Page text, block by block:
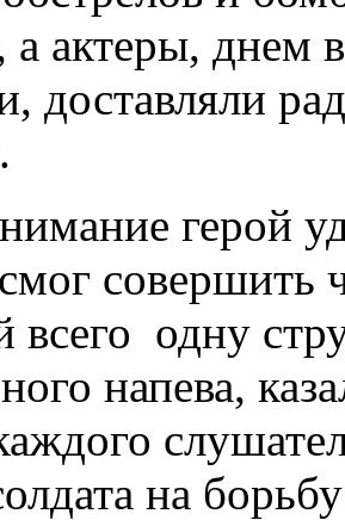
а актеры,
доставляли
герой
совершить
одну
напева,
на